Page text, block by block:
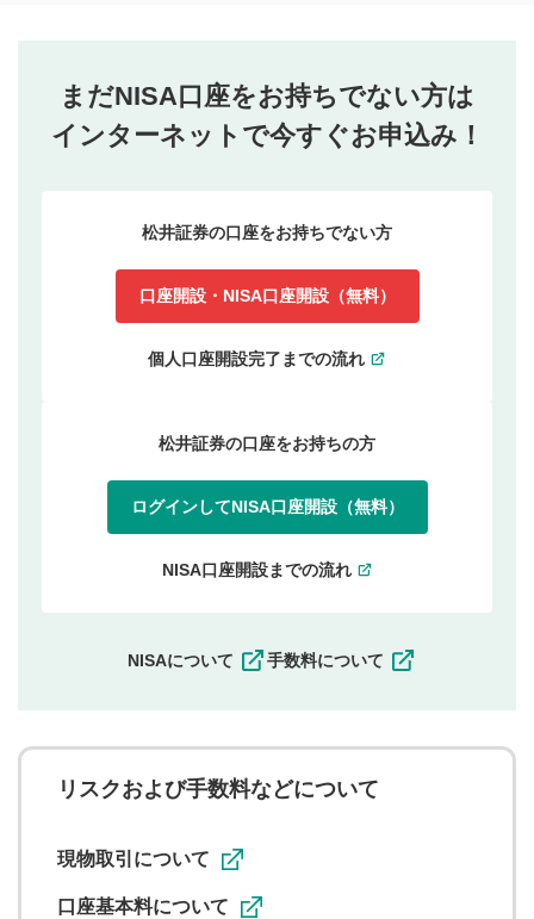
まだNISA口座をお持ちでない方は
インターネットで今すぐお申込み！
松井証券の口座をお持ちでない方
口座開設・NISA口座開設（無料）
個人口座開設完了までの流れ
松井証券の口座をお持ちの方
ログインしてNISA口座開設（無料）
NISA口座開設までの流れ
NISAについて 手数料について
リスクおよび手数料などについて
現物取引について
口座基本料について